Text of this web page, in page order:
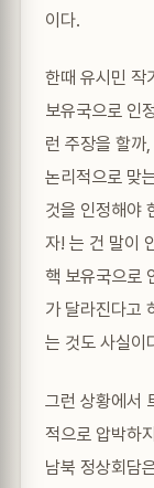
이다.
한때 유시민 작
보유국으로 인
런 주장을 할까
논리적으로 맞
것을 인정해야
자! 는 건 말이
핵 보유국으로
가 달라진다고
는 것도 사실이
그런 상황에서
적으로 압박하
남북 정상회담